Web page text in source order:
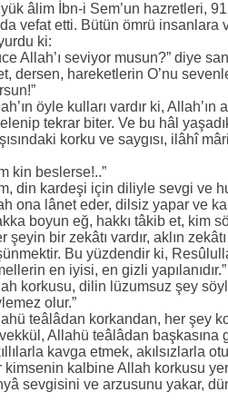
âlim İbn-i Sem’un hazretleri,
vefat etti. Bütün ömrü insanlara
ki:
Allah’ı seviyor musun?” diye
dersen, hareketlerin O’nu
öyle kulları vardır ki,
tekrar biter. Ve bu hâl
korku ve saygısı, ilâhî
kin beslerse!..”
din kardeşi için diliyle sevgi ve
ona lânet eder, dilsiz yapar ve
boyun eğ, hakkı tâkib et, kim
şeyin bir zekâtı vardır, aklın
Bu yüzdendir ki,
en iyisi, en gizli yapılanıdır.”
korkusu, dilin lüzumsuz şey
olur.”
teâlâdan korkandan, her şey
Allahü teâlâdan başkasına
kavga etmek, akılsızlarla
kimsenin kalbine Allah korkusu
sevgisini ve arzusunu yakar,